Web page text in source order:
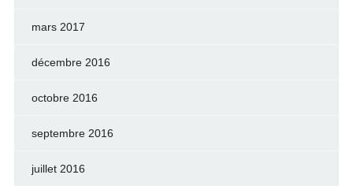
mars 2017
décembre 2016
octobre 2016
septembre 2016
juillet 2016